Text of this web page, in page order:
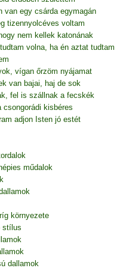
van egy csárda egymagán
tizennyolcéves voltam
nem kellek katonának
volna, ha én aztat tudtam
vígan őrzöm nyájamat
van bajai, haj de sok
fel is szállnak a fecskék
csongorádi kisbéres
adjon Isten jó estét
műdalok
környezete
stílus
dallamok